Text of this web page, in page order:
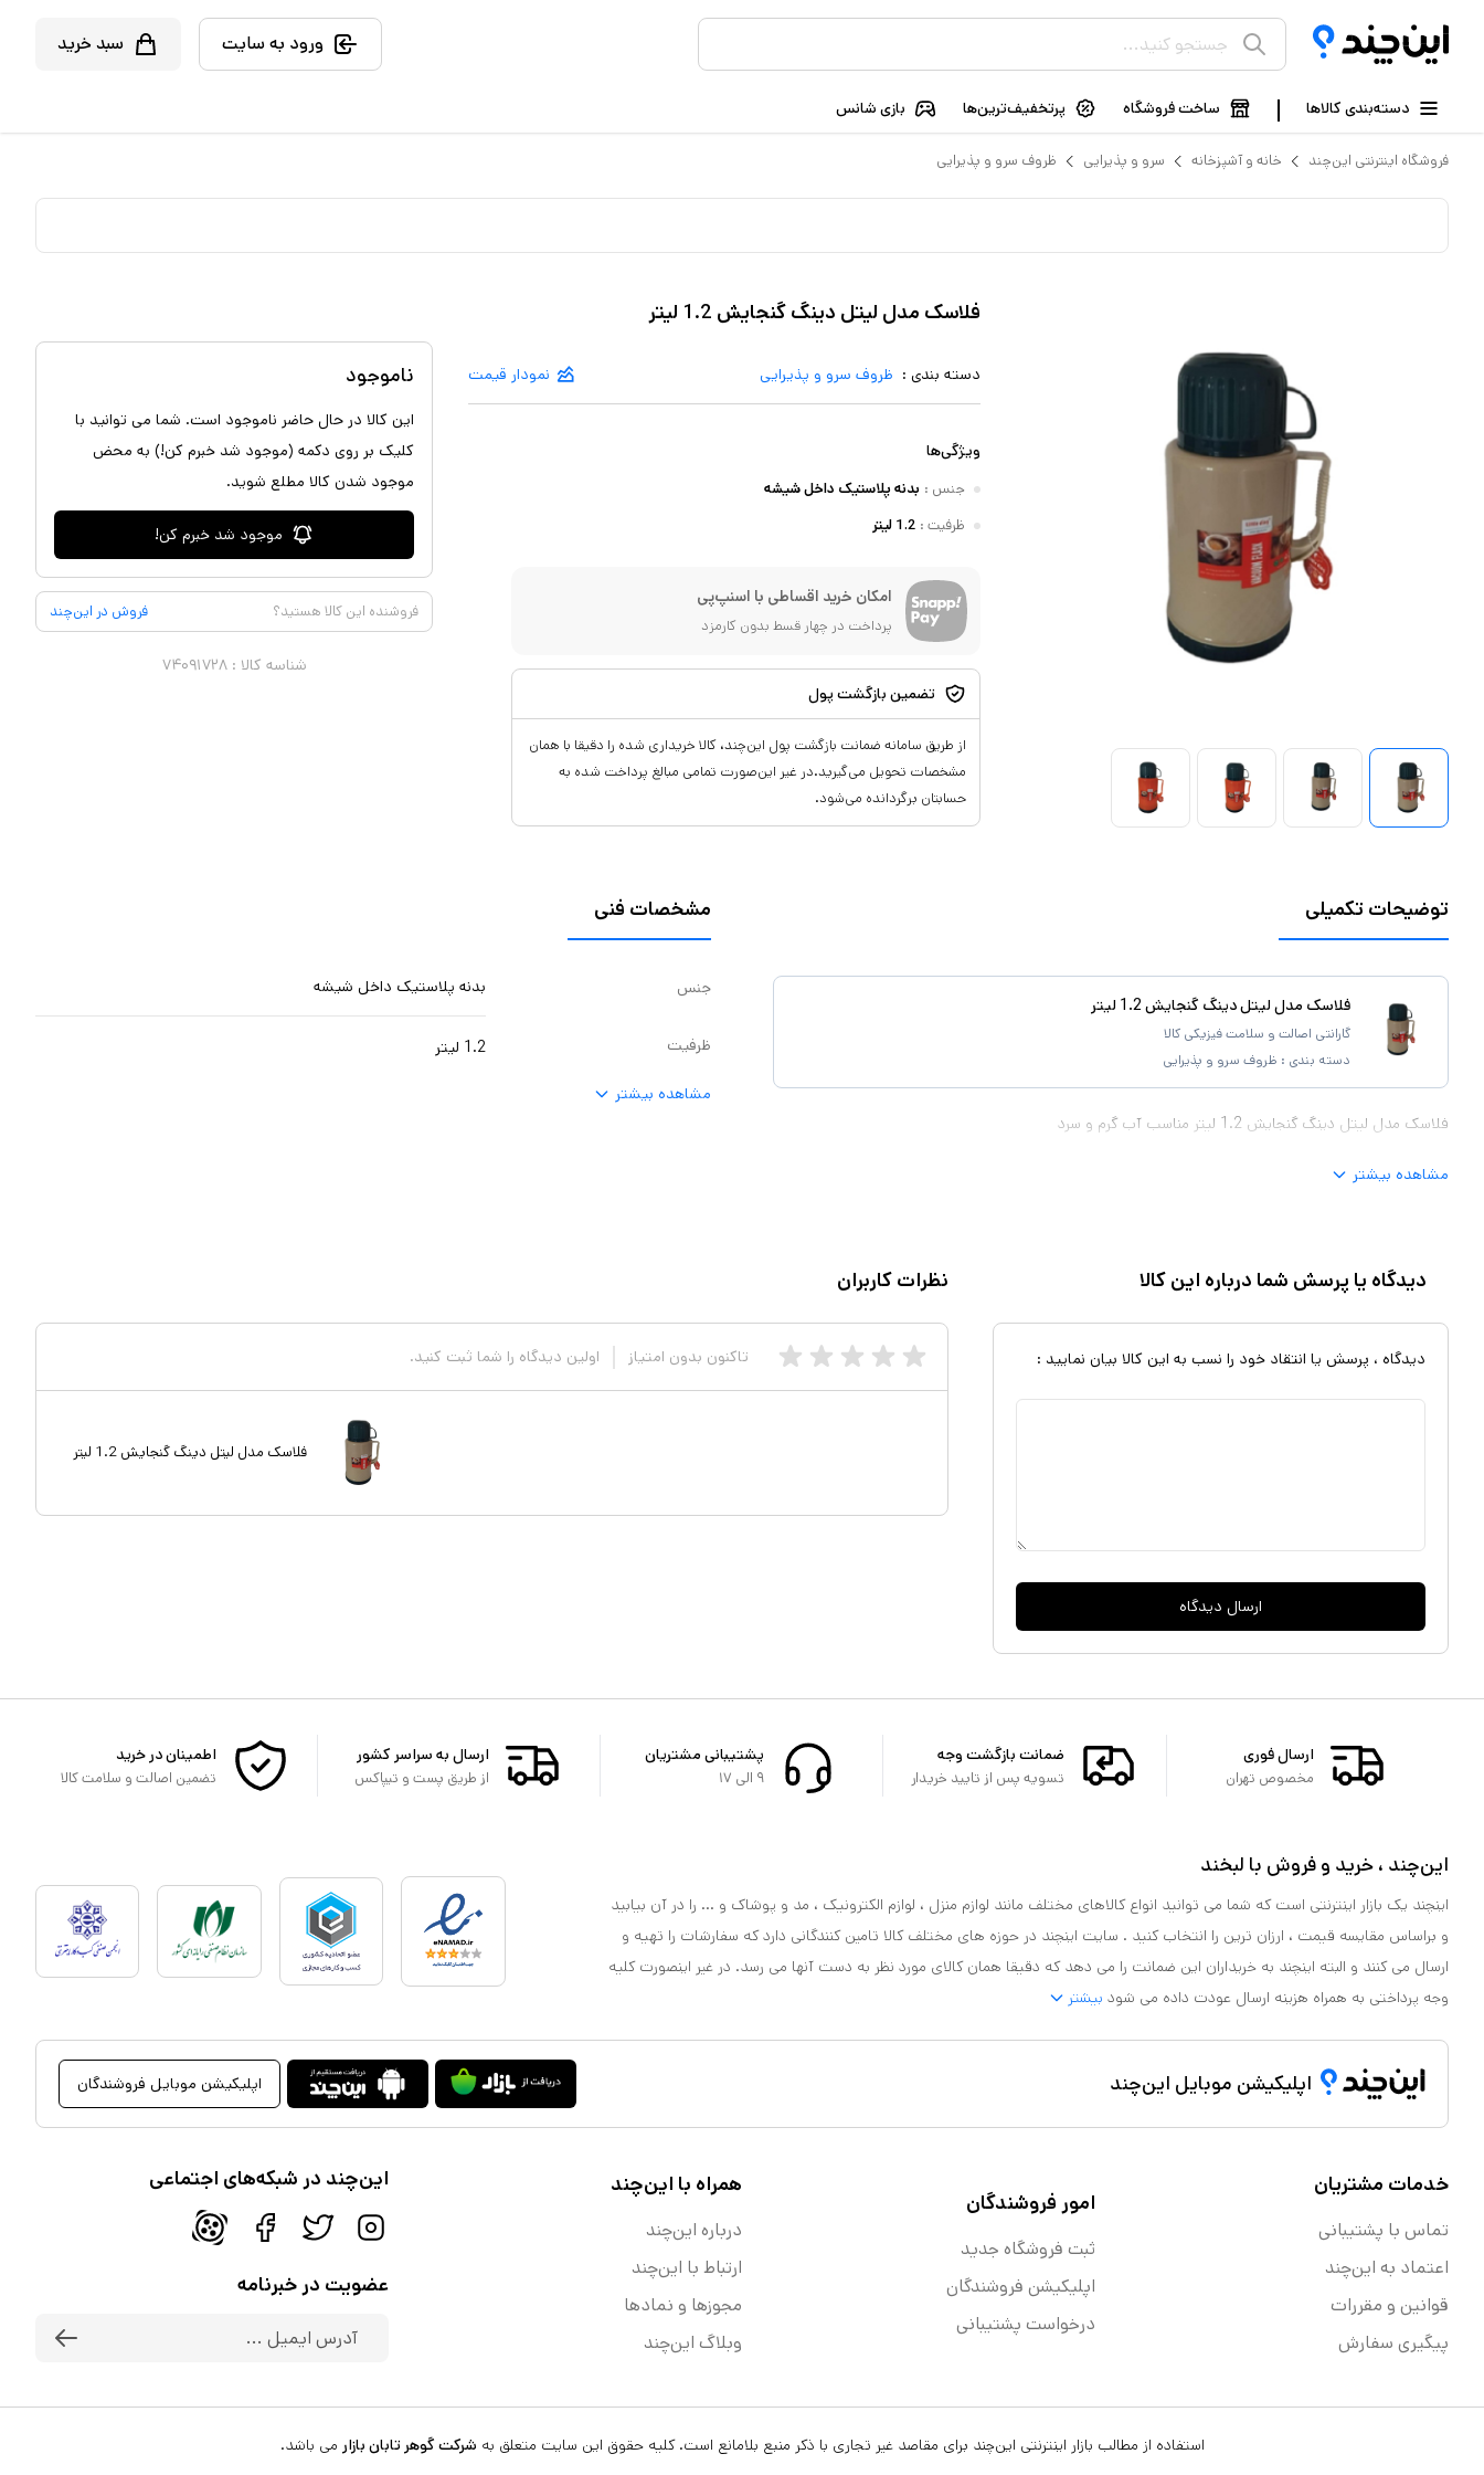
ورود به سایت سبد خرید
دسته‌بندی کالاها ساخت فروشگاه پرتخفیف‌ترین‌ها بازی شانس
فروشگاه اینترنتی این‌چند خانه و آشپزخانه سرو و پذیرایی ظروف سرو و پذیرایی
فلاسک مدل لیتل دینگ گنجایش 1.2 لیتر
دسته بندی : ظروف سرو و پذیرایی نمودار قیمت
ویژگی‌ها
جنس : بدنه پلاستیک داخل شیشه
ظرفیت : 1.2 لیتر
امکان خرید اقساطی با اسنپ‌پی
پرداخت در چهار قسط بدون کارمزد
تضمین بازگشت پول
از طریق سامانه ضمانت بازگشت پول این‌چند، کالا خریداری شده را دقیقا با همان
مشخصات تحویل می‌گیرید.در غیر این‌صورت تمامی مبالغ پرداخت شده به
حسابتان برگردانده می‌شود.
ناموجود
این کالا در حال حاضر ناموجود است. شما می توانید با
کلیک بر روی دکمه (موجود شد خبرم کن!) به محض
موجود شدن کالا مطلع شوید.
موجود شد خبرم کن!
فروشنده این کالا هستید؟ فروش در این‌چند
شناسه کالا :۷۴۰۹۱۷۲۸
توضیحات تکمیلی
فلاسک مدل لیتل دینگ گنجایش 1.2 لیتر
گارانتی اصالت و سلامت فیزیکی کالا
دسته بندی : ظروف سرو و پذیرایی
فلاسک مدل لیتل دینگ گنجایش 1.2 لیتر مناسب آب گرم و سرد
مشاهده بیشتر
مشخصات فنی
جنس بدنه پلاستیک داخل شیشه
ظرفیت 1.2 لیتر
مشاهده بیشتر
دیدگاه یا پرسش شما درباره این کالا
دیدگاه ، پرسش یا انتقاد خود را نسب به این کالا بیان نمایید :
ارسال دیدگاه
نظرات کاربران
تاکنون بدون امتیاز اولین دیدگاه را شما ثبت کنید.
فلاسک مدل لیتل دینگ گنجایش 1.2 لیتر
ارسال فوری
مخصوص تهران
ضمانت بازگشت وجه
تسویه پس از تایید خریدار
پشتیبانی مشتریان
۹ الی ۱۷
ارسال به سراسر کشور
از طریق پست و تیپاکس
اطمینان در خرید
تضمین اصالت و سلامت کالا
این‌چند ، خرید و فروش با لبخند
اینچند یک بازار اینترنتی است که شما می توانید انواع کالاهای مختلف مانند لوازم منزل ، لوازم الکترونیک ، مد و پوشاک و ... را در آن بیابید
و براساس مقایسه قیمت ، ارزان ترین را انتخاب کنید . سایت اینچند در حوزه های مختلف کالا تامین کنندگانی دارد که سفارشات را تهیه و
ارسال می کنند و البته اینچند به خریداران این ضمانت را می دهد که دقیقا همان کالای مورد نظر به دست آنها می رسد. در غیر اینصورت کلیه
وجه پرداختی به همراه هزینه ارسال عودت داده می شود بیشتر
اپلیکیشن موبایل این‌چند اپلیکیشن موبایل فروشندگان
خدمات مشتریان
تماس با پشتیبانی
اعتماد به این‌چند
قوانین و مقررات
پیگیری سفارش
امور فروشندگان
ثبت فروشگاه جدید
اپلیکیشن فروشندگان
درخواست پشتیبانی
همراه با این‌چند
درباره این‌چند
ارتباط با این‌چند
مجوزها و نماد‌ها
وبلاگ این‌چند
این‌چند در شبکه‌های اجتماعی
عضویت در خبرنامه
استفاده از مطالب بازار اینترنتی این‌چند برای مقاصد غیر تجاری با ذکر منبع بلامانع است. کلیه حقوق این سایت متعلق به شرکت گوهر تابان بازار می باشد.